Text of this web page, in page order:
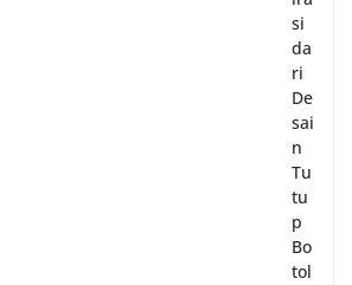
si
da
ri
De
sai
n
Tu
tu
p
Bo
tol